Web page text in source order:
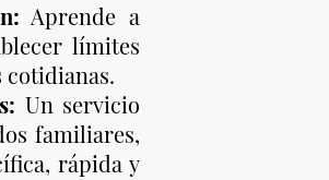
Aprende a
límites
cotidianas.
Un servicio
familiares,
rápida y